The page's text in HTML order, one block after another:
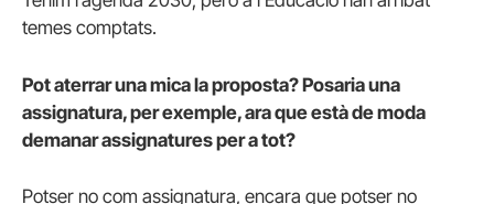
temes comptats.
Pot aterrar una mica la proposta? Posaria una
assignatura, per exemple, ara que està de moda
demanar assignatures per a tot?
Potser no com assignatura, encara que potser no